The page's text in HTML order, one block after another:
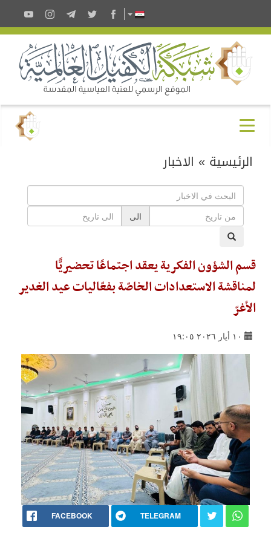
الرئيسية » الاخبار
الى
قسم الشؤون الفكرية يعقد اجتماعًا تحضيريًّا
لمناقشة الاستعدادات الخاصّة بفعّاليات عيد الغدير
الأغرّ
١٠ أيار ٢٠٢٦ ١٩:٠٥
FACEBOOK TELEGRAM